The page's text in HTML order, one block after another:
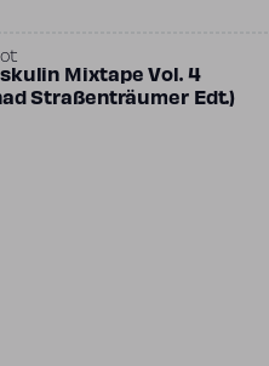
Mixtape Vol. 4
Straßenträumer Edt.)